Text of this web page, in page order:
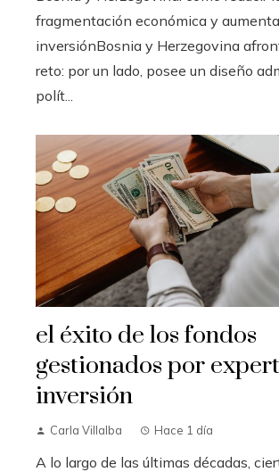
fragmentación económica y
inversiónBosnia y Herzegovina
reto: por un lado, posee un diseño
polít...
el éxito de los fondos
gestionados por
inversión
Carla Villalba Hace 1 día
A lo largo de las últimas décadas,